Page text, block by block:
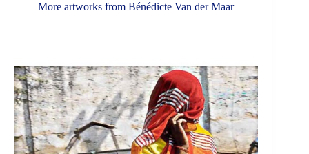
More artworks fromBénédicte Van der Maar